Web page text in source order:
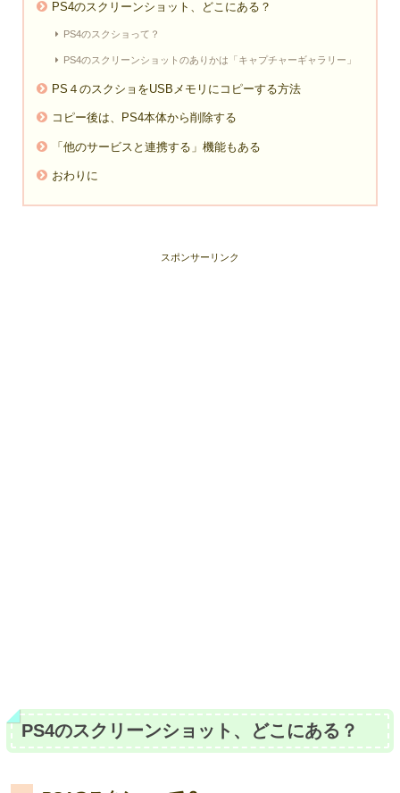
PS4のスクリーンショット、どこにある？
PS4のスクショって？
PS4のスクリーンショットのありかは「キャプチャーギャラリー」
PS４のスクショをUSBメモリにコピーする方法
コピー後は、PS4本体から削除する
「他のサービスと連携する」機能もある
おわりに
スポンサーリンク
PS4のスクリーンショット、どこにある？